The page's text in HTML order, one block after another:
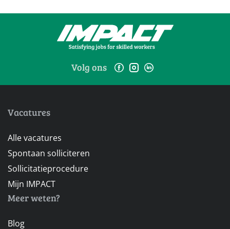
Volg ons
Vacatures
Alle vacatures
Spontaan solliciteren
Sollicitatieprocedure
Mijn IMPACT
Meer weten?
Blog